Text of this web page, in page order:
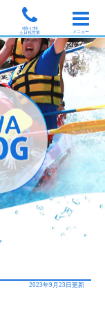
9時-17時
土日祝営業
メニュー
2023年9月23日更新